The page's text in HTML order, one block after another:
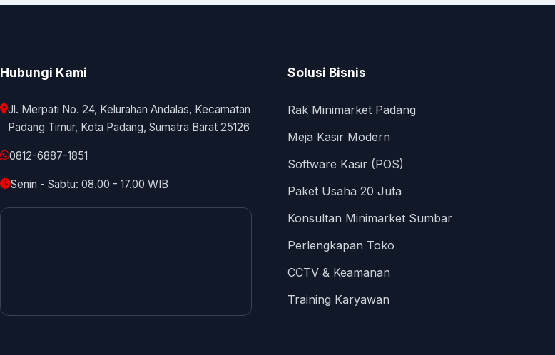
Hubungi Kami
Jl. Merpati No. 24, Kelurahan Andalas, Kecamatan
Padang Timur, Kota Padang, Sumatra Barat 25126
0812-6887-1851
Senin - Sabtu: 08.00 - 17.00 WIB
Solusi Bisnis
Rak Minimarket Padang
Meja Kasir Modern
Software Kasir (POS)
Paket Usaha 20 Juta
Konsultan Minimarket Sumbar
Perlengkapan Toko
CCTV & Keamanan
Training Karyawan